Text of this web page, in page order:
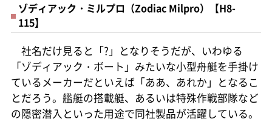
ゾディアック・ミルプロ（Zodiac Milpro）【H8-
115】
社名だけ見ると「?」となりそうだが、いわゆる
「ゾディアック・ボート」みたいな小型舟艇を手掛け
ているメーカーだといえば「ああ、あれか」となるこ
とだろう。艦艇の搭載艇、あるいは特殊作戦部隊など
の隠密潜入といった用途で同社製品が活躍している。